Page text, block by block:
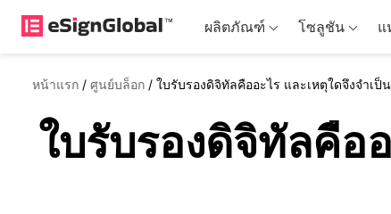
ผลิตภัณฑ์ โซลูชัน แ
หน้าแรก / ศูนย์บล็อก / ใบรับรองดิจิทัลคืออะไร และเหตุใดจึงจำเ
ใบรับรองดิจิทัลคือ